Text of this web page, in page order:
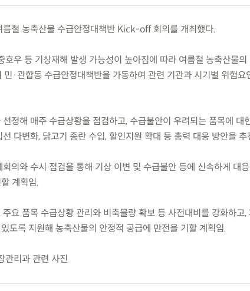
철 농축산물 수급안정대책반 Kick-off 회의를 개최했다.
우 등 기상재해 발생 가능성이 높아짐에 따라 여름철 농축산물의
·관합동 수급안정대책반을 가동하여 관련 기관과 시기별 위험요
정해 매주 수급상황을 점검하고, 수급불안이 우려되는 품목에 대
다변화, 닭고기 종란 수입, 할인지원 확대 등 총력 대응 방안을 추
의와 수시 점검을 통해 기상 이변 및 수급불안 등에 신속하게 대응
계획임.
요 품목 수급상황 관리와 비축물량 확보 등 사전대비를 강화하고,
도록 지원해 농축산물의 안정적 공급에 만전을 기할 계획임.
관리과 관련 사진